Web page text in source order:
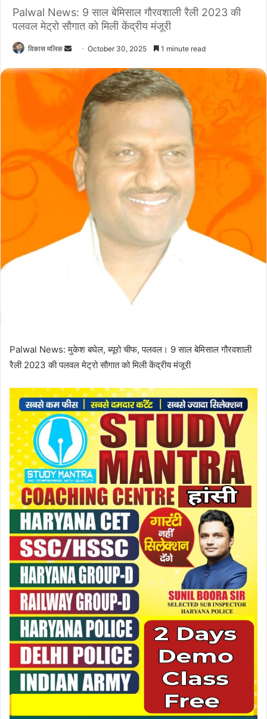
Palwal News: 9 साल बेमिसाल गौरवशाली रैली 2023 की
पलवल मेट्रो सौगात को मिली केंद्रीय मंजूरी
विकास मलिक
m
a
October 30, 2025 1 minute read
Palwal News: मुकेश बघेल, ब्यूरो चीफ, पलवल। 9 साल बेमिसाल गौरवशाली
रैली 2023 की पलवल मेट्रो सौगात को मिली केंद्रीय मंजूरी